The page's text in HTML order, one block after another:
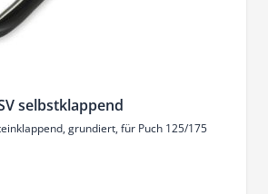
selbstklappend
grundiert, für Puch 125/175